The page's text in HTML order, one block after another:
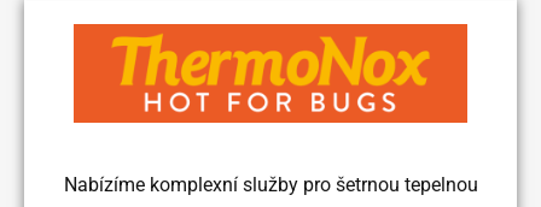
Nabízíme komplexní služby pro šetrnou tepelnou